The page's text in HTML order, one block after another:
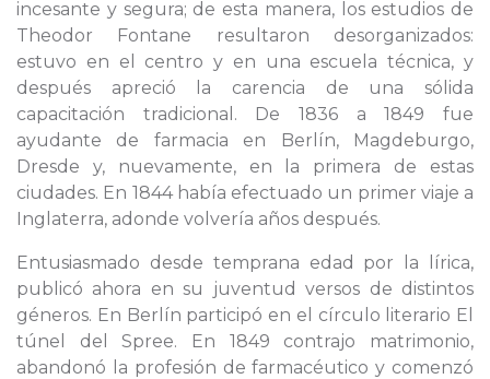
incesante y segura; de esta manera, los estudios de
Theodor Fontane resultaron desorganizados:
estuvo en el centro y en una escuela técnica, y
después apreció la carencia de una sólida
capacitación tradicional. De 1836 a 1849 fue
ayudante de farmacia en Berlín, Magdeburgo,
Dresde y, nuevamente, en la primera de estas
ciudades. En 1844 había efectuado un primer viaje a
Inglaterra, adonde volvería años después.
Entusiasmado desde temprana edad por la lírica,
publicó ahora en su juventud versos de distintos
géneros. En Berlín participó en el círculo literario El
túnel del Spree. En 1849 contrajo matrimonio,
abandonó la profesión de farmacéutico y comenzó